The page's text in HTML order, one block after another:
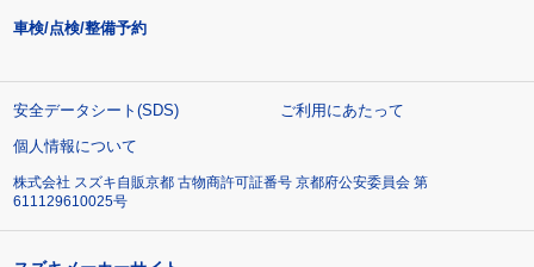
車検/点検/整備予約
安全データシート(SDS)
ご利用にあたって
個人情報について
株式会社 スズキ自販京都 古物商許可証番号 京都府公安委員会 第
611129610025号